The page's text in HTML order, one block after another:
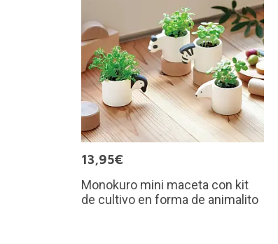
13,95€
Monokuro mini maceta con kit
de cultivo en forma de animalito